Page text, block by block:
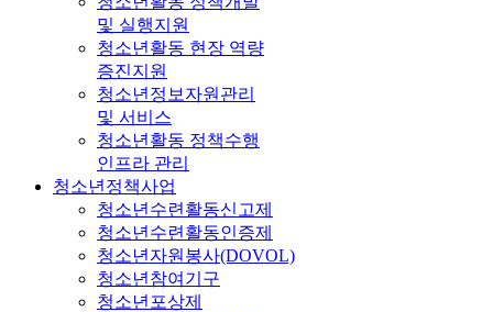
및 실행지원
청소년활동 현장 역량
증진지원
청소년정보자원관리
및 서비스
청소년활동 정책수행
인프라 관리
청소년정책사업
청소년수련활동신고제
청소년수련활동인증제
청소년자원봉사(DOVOL)
청소년참여기구
청소년포상제